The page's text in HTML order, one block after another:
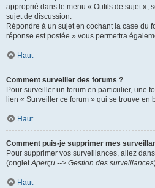
approprié dans le menu « Outils de sujet »,
sujet de discussion.
Répondre à un sujet en cochant la case du
réponse est postée » vous permettra
Haut
Comment surveiller des forums ?
Pour surveiller un forum en particulier, une
lien « Surveiller ce forum » qui se trouve en
Haut
Comment puis-je supprimer mes
Pour supprimer vos surveillances, allez
(ongletAperçu --> Gestion des surveillances
Haut